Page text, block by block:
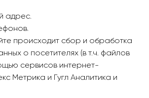
адрес.
происходит сбор и обработка
о посетителях (в т.ч. файлов
сервисов интернет-
Метрика и Гугл Аналитика и